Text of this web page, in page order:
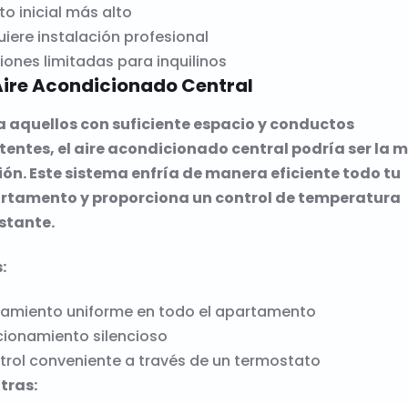
inicial más alto
instalación profesional
limitadas para inquilinos
Acondicionado Central
aquellos con suficiente espacio y conductos
el aire acondicionado central podría ser la
Este sistema enfría de manera eficiente todo tu
y proporciona un control de temperatura
uniforme en todo el apartamento
silencioso
conveniente a través de un termostato